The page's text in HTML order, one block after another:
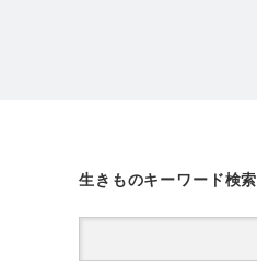
生きものキーワード検索